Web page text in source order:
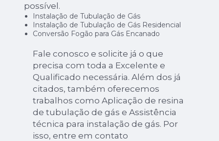
possível.
Instalação de Tubulação de Gás
Instalação de Tubulação de Gás Residencial
Conversão Fogão para Gás Encanado
Fale conosco e solicite já o que
precisa com toda a Excelente e
Qualificado necessária. Além dos já
citados, também oferecemos
trabalhos como Aplicação de resina
de tubulação de gás e Assistência
técnica para instalação de gás. Por
isso, entre em contato